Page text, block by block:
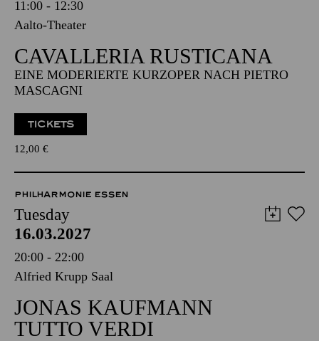
11:00 - 12:30
Aalto-Theater
CAVALLERIA RUSTICANA
EINE MODERIERTE KURZOPER NACH PIETRO
MASCAGNI
TICKETS
12,00 €
PHILHARMONIE ESSEN
Tuesday
16.03.2027
20:00 - 22:00
Alfried Krupp Saal
JONAS KAUFMANN
TUTTO VERDI